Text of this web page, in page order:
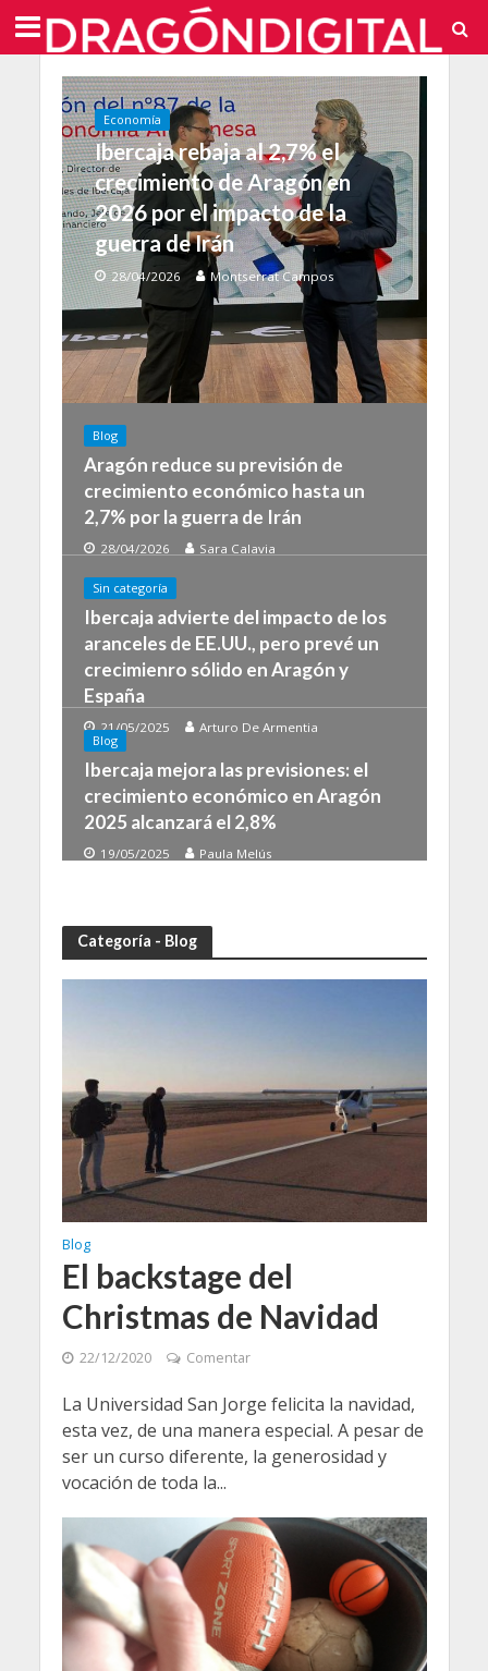
Economía
Ibercaja rebaja al 2,7% el
crecimiento de Aragón en
2026 por el impacto de la
guerra de Irán
28/04/2026 Montserrat Campos
Blog
Aragón reduce su previsión de
crecimiento económico hasta un
2,7% por la guerra de Irán
28/04/2026 Sara Calavia
Sin categoría
Ibercaja advierte del impacto de los
aranceles de EE.UU., pero prevé un
crecimienro sólido en Aragón y
España
21/05/2025 Arturo De Armentia
Blog
Ibercaja mejora las previsiones: el
crecimiento económico en Aragón
2025 alcanzará el 2,8%
19/05/2025 Paula Melús
Categoría - Blog
Blog
El backstage del
Christmas de Navidad
22/12/2020 Comentar
La Universidad San Jorge felicita la navidad,
esta vez, de una manera especial. A pesar de
ser un curso diferente, la generosidad y
vocación de toda la...